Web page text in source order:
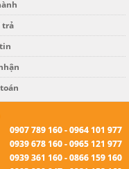
trả
0907 789 160 - 0964 101 977
0939 678 160 - 0965 121 977
0939 361 160 - 0866 159 160